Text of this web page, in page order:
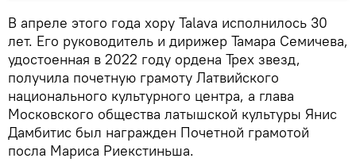
В апреле этого года хору Talava исполнилось 30
лет. Его руководитель и дирижер Тамара Семичева,
удостоенная в 2022 году ордена Трех звезд,
получила почетную грамоту Латвийского
национального культурного центра, а глава
Московского общества латышской культуры Янис
Дамбитис был награжден Почетной грамотой
посла Мариса Риекстиньша.